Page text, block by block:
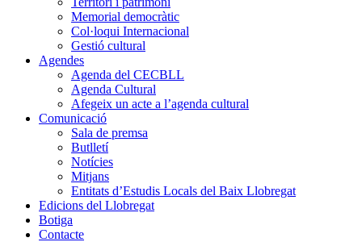
Memorial democràtic
Col·loqui Internacional
Gestió cultural
Agendes
Agenda del CECBLL
Agenda Cultural
Afegeix un acte a l’agenda cultural
Comunicació
Sala de premsa
Butlletí
Notícies
Mitjans
Entitats d’Estudis Locals del Baix Llobregat
Edicions del Llobregat
Botiga
Contacte